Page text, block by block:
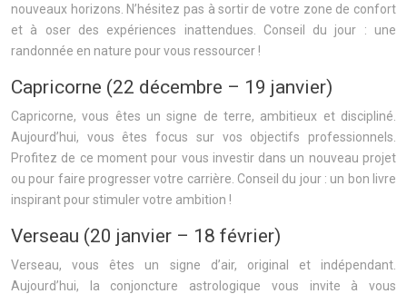
nouveaux horizons. N’hésitez pas à sortir de votre zone de confort
et à oser des expériences inattendues. Conseil du jour : une
randonnée en nature pour vous ressourcer !
Capricorne (22 décembre – 19 janvier)
Capricorne, vous êtes un signe de terre, ambitieux et discipliné.
Aujourd’hui, vous êtes focus sur vos objectifs professionnels.
Profitez de ce moment pour vous investir dans un nouveau projet
ou pour faire progresser votre carrière. Conseil du jour : un bon livre
inspirant pour stimuler votre ambition !
Verseau (20 janvier – 18 février)
Verseau, vous êtes un signe d’air, original et indépendant.
Aujourd’hui, la conjoncture astrologique vous invite à vous